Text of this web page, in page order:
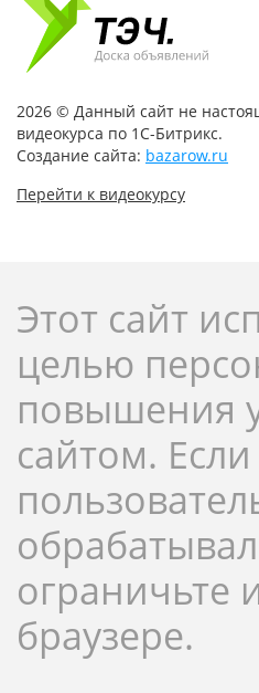
2026 © Данный сайт не
видеокурса по 1С-Битрикс.
Создание сайта: bazarow.ru
Перейти к видеокурсу
Этот сайт
целью
повышения
сайтом.
ограничьте
браузере.